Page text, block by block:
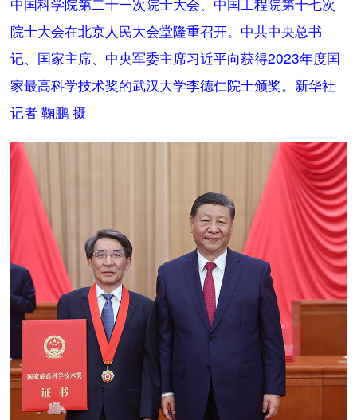
院士大会在北京人民大会堂隆重召开。中共中央总书
记、国家主席、中央军委主席习近平向获得2023年度国
家最高科学技术奖的武汉大学李德仁院士颁奖。新华社
记者 鞠鹏 摄